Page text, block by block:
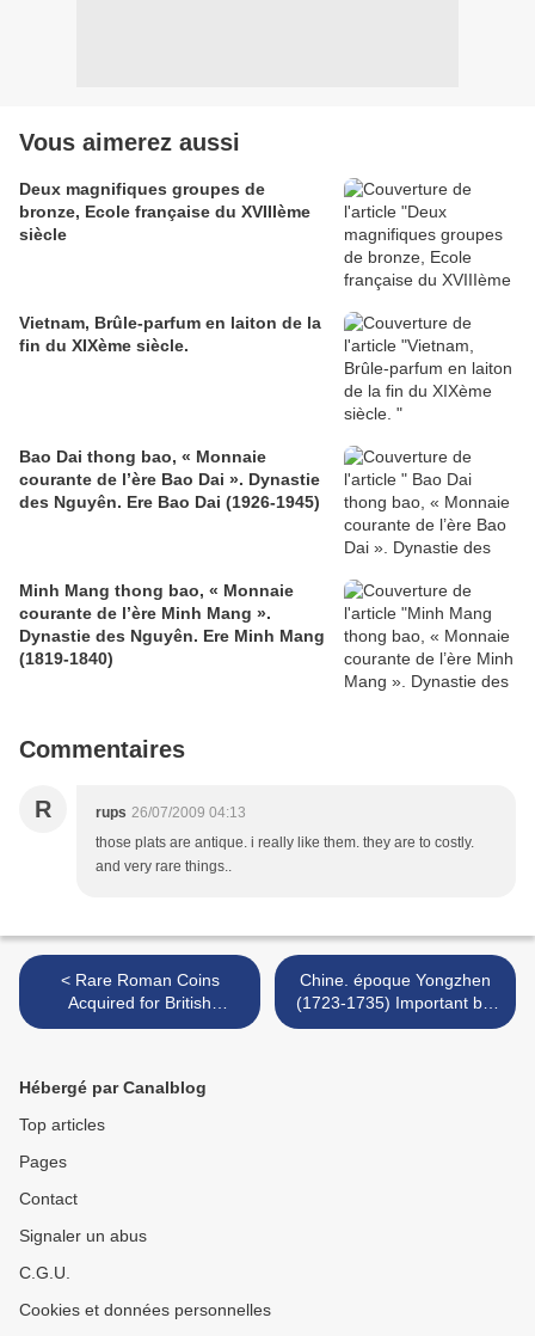
Vous aimerez aussi
Deux magnifiques groupes de
bronze, Ecole française du XVIIIème
siècle
Vietnam, Brûle-parfum en laiton de la
fin du XIXème siècle.
Bao Dai thong bao, « Monnaie
courante de l’ère Bao Dai ». Dynastie
des Nguyên. Ere Bao Dai (1926-1945)
Minh Mang thong bao, « Monnaie
courante de l’ère Minh Mang ».
Dynastie des Nguyên. Ere Minh Mang
(1819-1840)
Commentaires
R rups 26/07/2009 04:13
those plats are antique. i really like them. they are to costly.
and very rare things..
< Rare Roman Coins
Acquired for British
Museum and Derby with Art
Chine. époque Yongzhen
(1723-1735) Important bol
en porcelaine blanche
Hébergé par Canalblog
Top articles
Pages
Contact
Signaler un abus
C.G.U.
Cookies et données personnelles